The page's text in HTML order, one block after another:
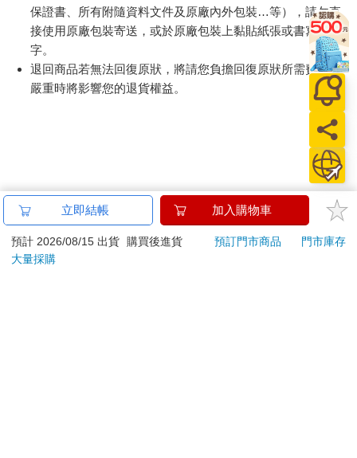
保證書、所有附隨資料文件及原廠內外包裝…等），請勿直
接使用原廠包裝寄送，或於原廠包裝上黏貼紙張或書寫文
字。
退回商品若無法回復原狀，將請您負擔回復原狀所需費用，
嚴重時將影響您的退貨權益。
立即結帳 加入購物車
預計 2026/08/15 出貨 購買後進貨 預訂門市商品
門市庫存
大量採購